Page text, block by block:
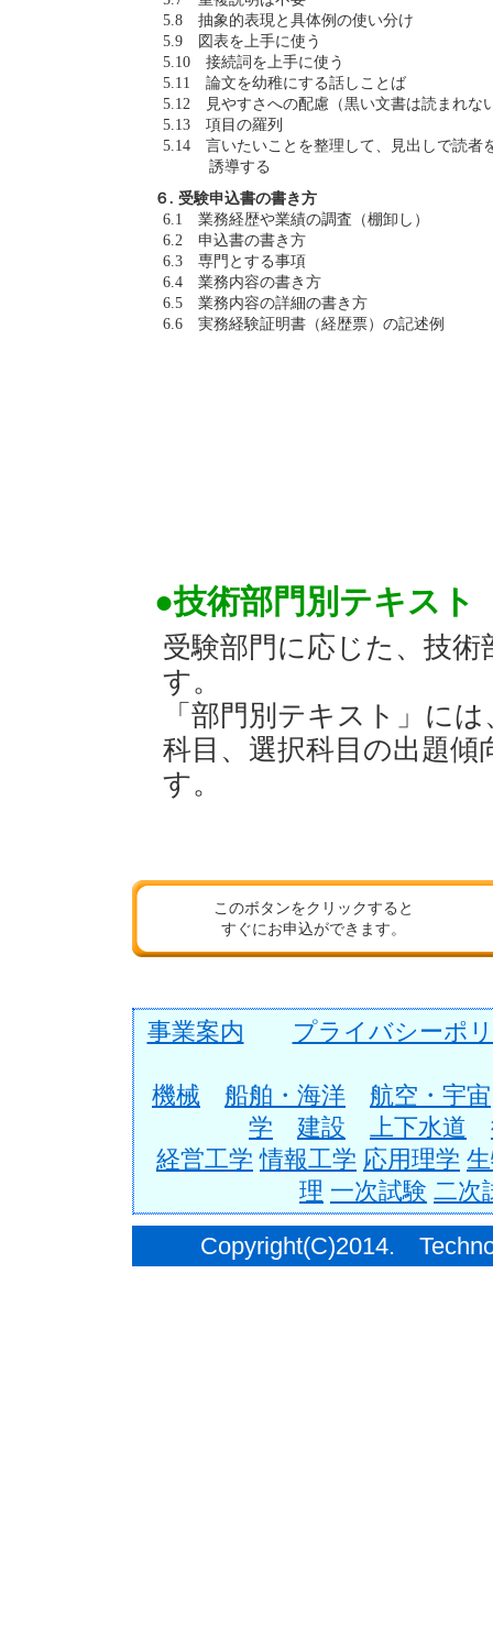
5.8 抽象的表現と具体例の使い分け
5.9 図表を上手に使う
5.10 接続詞を上手に使う
5.11 論文を幼稚にする話しことば
5.12 見やすさへの配慮（黒い文書は読まれな
5.13 項目の羅列
5.14 言いたいことを整理して、見出しで読者
誘導する
６. 受験申込書の書き方
6.1 業務経歴や業績の調査（棚卸し）
6.2 申込書の書き方
6.3 専門とする事項
6.4 業務内容の書き方
6.5 業務内容の詳細の書き方
6.6 実務経験証明書（経歴票）の記述例
●技術部門別テキスト
受験部門に応じた、技
す。
「部門別テキスト」に
科目、選択科目の出題
す。
このボタンをクリックすると
すぐにお申込ができます。
事業案内 プライバシーポ
機械 船舶・海洋
航空・宇宙
学
建設 上下水道
経営工学 情報工学 応用理学
理 一次試験 二次
Copyright(C)2014.